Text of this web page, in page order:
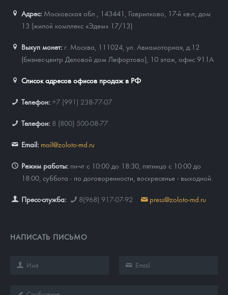
Адрес: Московская обл., 143441
Гаврилково, 17-й кв-л, дом
13 (жилой комплекс «Эдем» 17/13)
Выкуп монет: г. Москва, 111024, ул. Авиамоторная, д.12
(бизнес-центр Деловой дом Лефортово), 10 этаж, офис 911А
Список адресов офисов продаж в РФ
Телефон: +7 (991) 238-77-07
Телефон: 8 (800) 500-08-77
Email: mail@zoloto-md.ru
Режим работы: пн-чт с 10:00 до 18:30, пятница с 10:00 до
18:00, суббота - по договоренности, воскресенье - выходной.
Пресс-служба: 8(968) 917-07-92 press@zoloto-md.ru
НАПИСАТЬ ПИСЬМО